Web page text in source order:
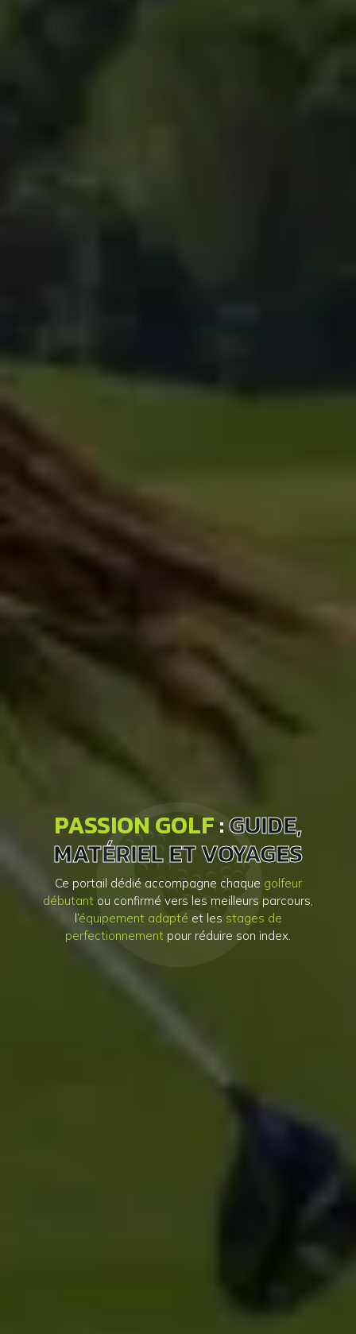
PASSION GOLF:GUIDE,
MATÉRIEL ET VOYAGES
Ce portail dédié accompagne chaque golfeur
débutant ou confirmé vers les meilleurs parcours,
l’équipement adapté et les stages de
perfectionnement pour réduire son index.